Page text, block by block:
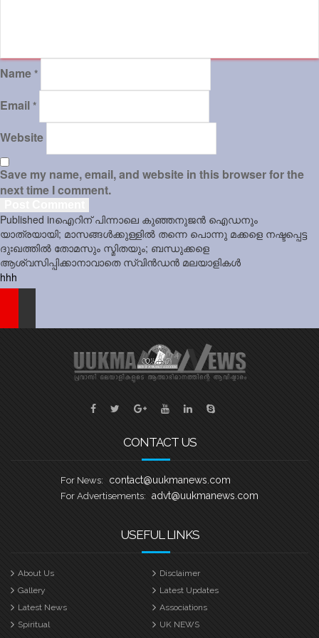
Name *
Email *
Website
Save my name, email, and website in this browser for the
next time I comment.
Post
navigation
Published inഐറിന് പിന്നാലെ കുഞ്ഞനുജൻ ഐഡനും
യാത്രയായി; മാസങ്ങൾക്കുള്ളിൽ തന്നെ പൊന്നു മക്കളെ നഷ്ടപ്പെട്ട
ദുഃഖത്തിൽ തോമസും സ്മിതയും; ബന്ധുക്കളെ
ആശ്വസിപ്പിക്കാനാവാതെ സ്വിൻഡൻ മലയാളികൾ
hhh
CONTACT US
For News: contact@uukmanews.com
For Advertisements: advt@uukmanews.com
USEFUL LINKS
About Us
Disclaimer
Gallery
Latest Updates
Latest News
Associations
Spiritual
UK NEWS